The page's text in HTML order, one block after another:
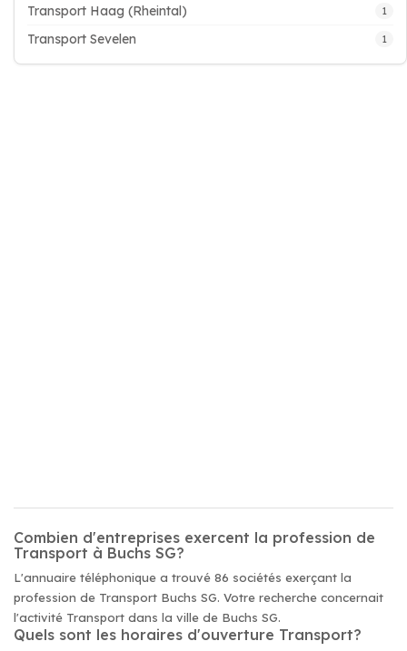
Transport Haag (Rheintal) 1
Transport Sevelen 1
Combien d'entreprises exercent la profession de
Transport à Buchs SG?
L'annuaire téléphonique a trouvé 86 sociétés exerçant la
profession de Transport Buchs SG. Votre recherche concernait
l'activité Transport dans la ville de Buchs SG.
Quels sont les horaires d'ouverture Transport?